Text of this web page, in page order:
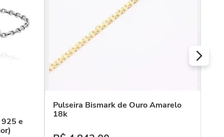
e
Pulseira Bismark de Ouro Amarelo
18k